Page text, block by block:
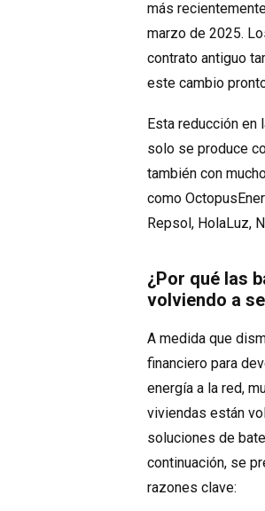
más
marzo de 2025.
contrato antiguo
este cambio
Esta reducción en
solo se produce
también con
como
Repsol, HolaLuz,
¿Por qué las
volviendo a
A medida que
financiero para
energía a la red,
viviendas están
soluciones de
continuación, se
razones clave: